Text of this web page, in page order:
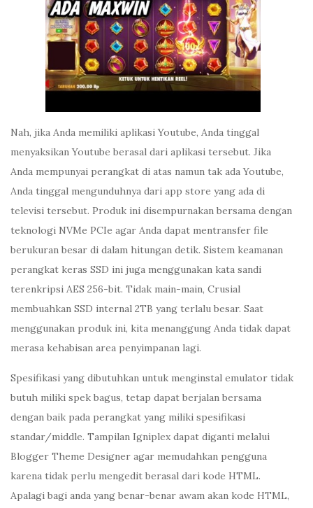
Nah, jika Anda memiliki aplikasi Youtube, Anda tinggal
menyaksikan Youtube berasal dari aplikasi tersebut. Jika
Anda mempunyai perangkat di atas namun tak ada Youtube,
Anda tinggal mengunduhnya dari app store yang ada di
televisi tersebut. Produk ini disempurnakan bersama dengan
teknologi NVMe PCIe agar Anda dapat mentransfer file
berukuran besar di dalam hitungan detik. Sistem keamanan
perangkat keras SSD ini juga menggunakan kata sandi
terenkripsi AES 256-bit. Tidak main-main, Crusial
membuahkan SSD internal 2TB yang terlalu besar. Saat
menggunakan produk ini, kita menanggung Anda tidak dapat
merasa kehabisan area penyimpanan lagi.
Spesifikasi yang dibutuhkan untuk menginstal emulator tidak
butuh miliki spek bagus, tetap dapat berjalan bersama
dengan baik pada perangkat yang miliki spesifikasi
standar/middle. Tampilan Igniplex dapat diganti melalui
Blogger Theme Designer agar memudahkan pengguna
karena tidak perlu mengedit berasal dari kode HTML.
Apalagi bagi anda yang benar-benar awam akan kode HTML,